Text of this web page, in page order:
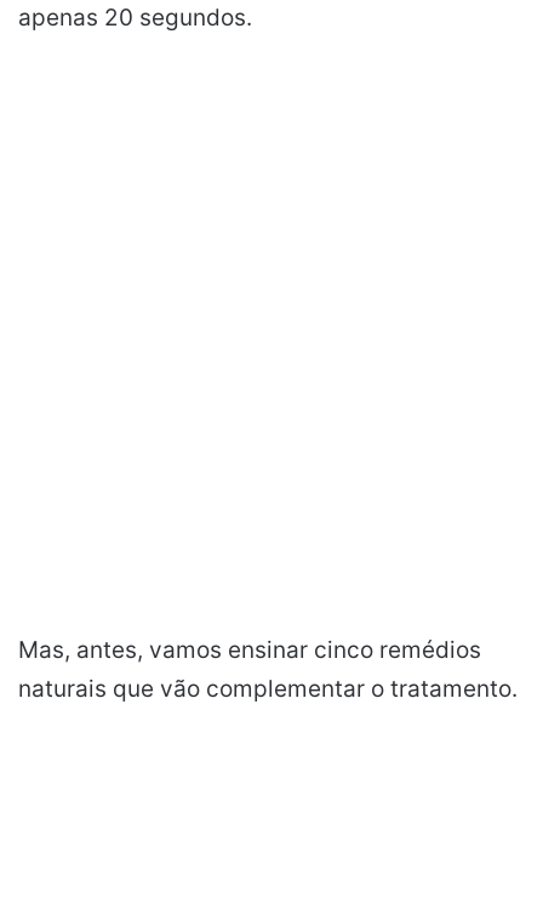
apenas 20 segundos.
Mas, antes, vamos ensinar cinco remédios
naturais que vão complementar o tratamento.